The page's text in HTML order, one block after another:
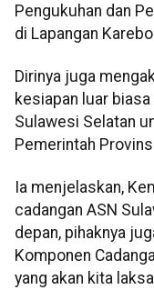
Pengukuhan dan
di Lapangan
Dirinya juga
kesiapan luar
Sulawesi Selatan
Pemerintah
Ia menjelaskan,
cadangan ASN
depan, pihaknya
Komponen
yang akan kita